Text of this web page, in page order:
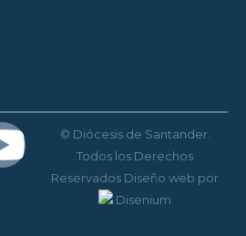
© Diócesis de Santander.
Todos los Derechos
Reservados Diseño web por
Disenium